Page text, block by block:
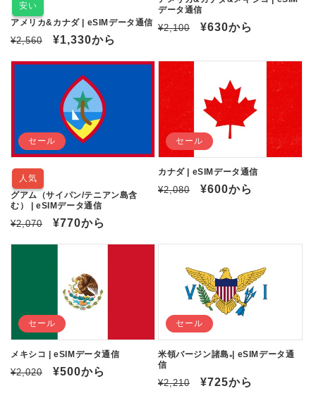
安い
アメリカ&カナダ | eSIMデータ通信
通
¥2,560
セ
価
格
¥1,330から
データ通信
通
価
¥2,100
セ
ル
¥630から
セール
人気
グアム（サイパン/テニアン島含
む） | eSIMデータ通信
通
¥2,070
セ
格
¥770から
セール
カナダ | eSIMデータ通信
通
¥2,080
セ
¥600から
セール
メキシコ | eSIMデータ通信
通
¥2,020
セ
¥500から
セール
米領バージン諸島₊| eSIMデータ通
信
通
¥2,210
セ
¥725から